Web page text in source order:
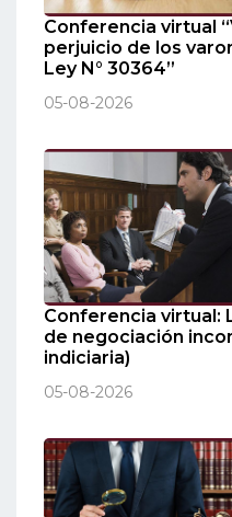
Conferencia virtual
perjuicio de los
Ley N° 30364”
05-08-2026
Conferencia virtual:
de negociación
indiciaria)
05-08-2026